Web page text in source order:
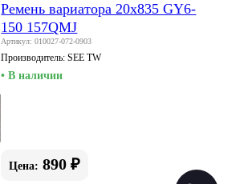
Ремень вариатора 20x835 GY6-
150 157QMJ
Артикул: 010027-072-0903
Производитель:SEE TW
• В наличии
Цена: 890 ₽